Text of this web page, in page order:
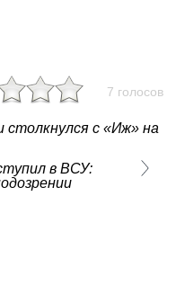
7 голосов
столкнулся с «Иж» на
в ВСУ: